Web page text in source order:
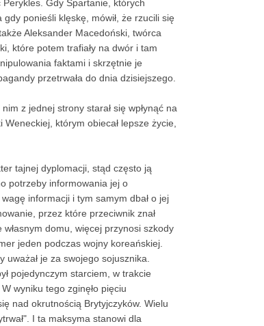
Gdy Spartanie, których
ponieśli klęskę, mówił, że rzucili się
Aleksander Macedoński, twórca
które potem trafiały na dwór i tam
faktami i skrzętnie je
przetrwała do dnia dzisiejszego.
z jednej strony starał się wpłynąć na
którym obiecał lepsze życie,
tajnej dyplomacji, stąd często ją
potrzeby informowania jej o
informacji i tym samym dbał o jej
przez które przeciwnik znał
domu, więcej przynosi szkody
jeden podczas wojny koreańskiej.
uważał je za swojego sojusznika.
pojedynczym starciem, w trakcie
wyniku tego zginęło pięciu
nad okrutnością Brytyjczyków. Wielu
I ta maksyma stanowi dla